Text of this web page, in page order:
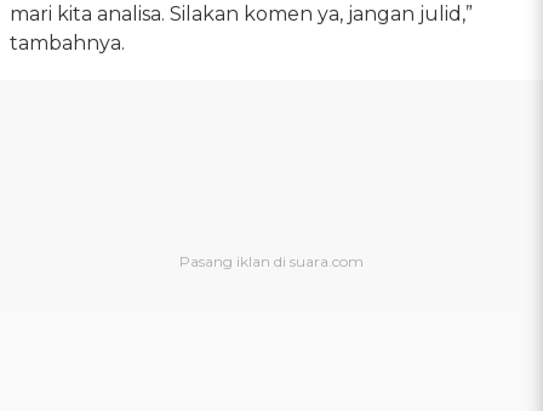
mari kita analisa. Silakan komen ya, jangan julid,”
tambahnya.